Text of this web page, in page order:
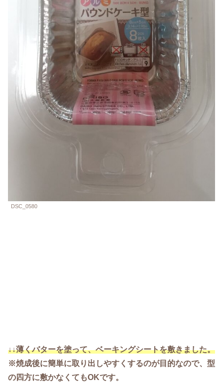
DSC_0580
↓↓薄くバターを塗って、ベーキングシートを敷きました。
※焼成後に簡単に取り出しやすくするのが目的なので、型
の四方に敷かなくてもOKです。